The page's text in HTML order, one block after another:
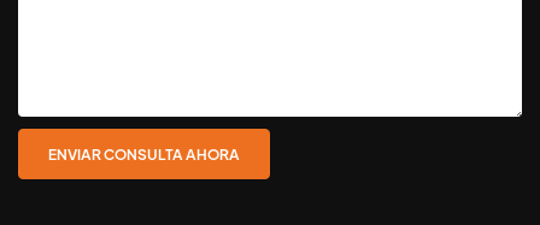
ENVIAR CONSULTA AHORA